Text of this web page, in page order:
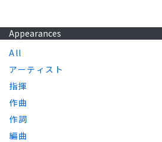
Appearances
All
アーティスト
指揮
作曲
作詞
編曲